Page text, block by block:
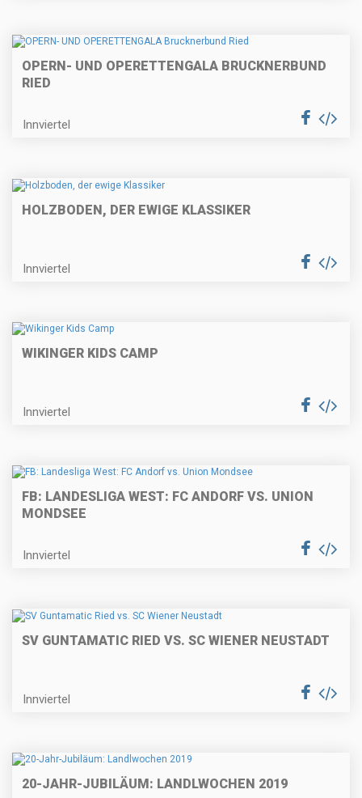
OPERN- UND OPERETTENGALA BRUCKNERBUND
RIED
Innviertel
HOLZBODEN, DER EWIGE KLASSIKER
Innviertel
WIKINGER KIDS CAMP
Innviertel
FB: LANDESLIGA WEST: FC ANDORF VS. UNION
MONDSEE
Innviertel
SV GUNTAMATIC RIED VS. SC WIENER NEUSTADT
Innviertel
20-JAHR-JUBILÄUM: LANDLWOCHEN 2019